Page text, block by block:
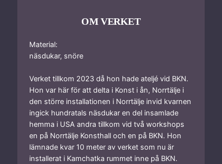
OM VERKET
Material:
näsdukar, snöre
Verket tillkom 2023 då hon hade ateljé vid BKN.
Hon var här för att delta i Konst i ån, Norrtälje i
den större installationen i Norrtälje invid kvarnen
ingick hundratals näsdukar en del insamlade
hemma i USA andra tillkom vid två workshops
en på Norrtälje Konsthall och en på BKN. Hon
lämnade kvar 10 meter av verket som nu är
installerat i Kamchatka rummet inne på BKN.